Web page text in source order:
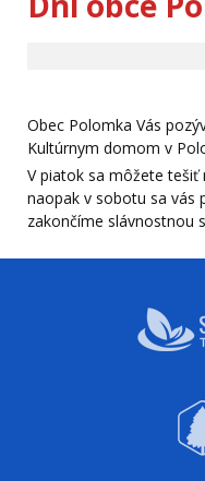
Obec Polomka Vás
Kultúrnym domom v
V piatok sa môžete tešiť
naopak v sobotu sa vás
zakončíme slávnostnou